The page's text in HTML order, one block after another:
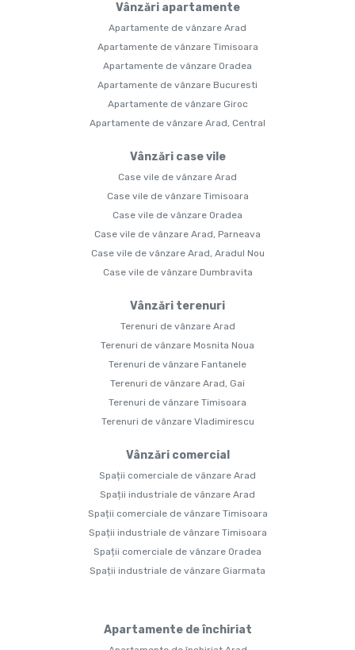
Vânzări apartamente
Apartamente de vânzare Arad
Apartamente de vânzare Timisoara
Apartamente de vânzare Oradea
Apartamente de vânzare Bucuresti
Apartamente de vânzare Giroc
Apartamente de vânzare Arad, Central
Vânzări case vile
Case vile de vânzare Arad
Case vile de vânzare Timisoara
Case vile de vânzare Oradea
Case vile de vânzare Arad, Parneava
Case vile de vânzare Arad, Aradul Nou
Case vile de vânzare Dumbravita
Vânzări terenuri
Terenuri de vânzare Arad
Terenuri de vânzare Mosnita Noua
Terenuri de vânzare Fantanele
Terenuri de vânzare Arad, Gai
Terenuri de vânzare Timisoara
Terenuri de vânzare Vladimirescu
Vânzări comercial
Spații comerciale de vânzare Arad
Spații industriale de vânzare Arad
Spații comerciale de vânzare Timisoara
Spații industriale de vânzare Timisoara
Spații comerciale de vânzare Oradea
Spații industriale de vânzare Giarmata
Apartamente de închiriat